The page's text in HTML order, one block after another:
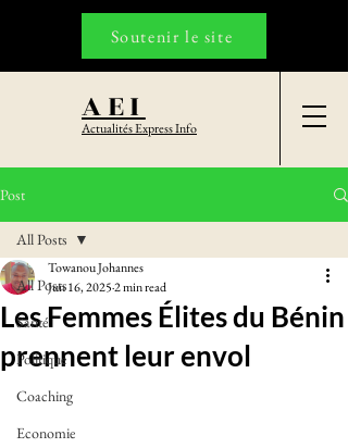
AEI
Actualités Express Info
Soutenir le site
Post
All Posts
Santé
Politique
Coaching
Economie
All Posts
Les Femmes Élites du Bénin
prennent leur envol
Towanou Johannes
Jun 16, 20252 min read